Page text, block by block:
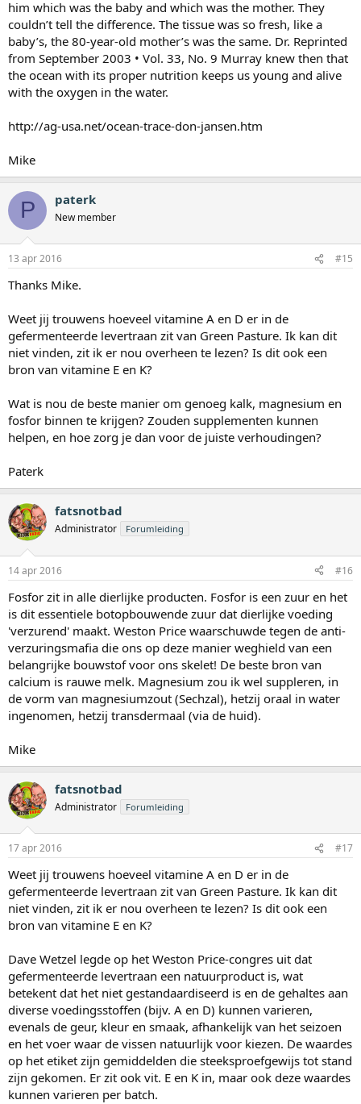
him which was the baby and which was the mother. They
couldn’t tell the difference. The tissue was so fresh, like a
baby’s, the 80-year-old mother’s was the same. Dr. Reprinted
from September 2003 • Vol. 33, No. 9 Murray knew then that
the ocean with its proper nutrition keeps us young and alive
with the oxygen in the water.
http://ag-usa.net/ocean-trace-don-jansen.htm
Mike
P paterk
New member
13 apr 2016 #15
Thanks Mike.
Weet jij trouwens hoeveel vitamine A en D er in de
gefermenteerde levertraan zit van Green Pasture. Ik kan dit
niet vinden, zit ik er nou overheen te lezen? Is dit ook een
bron van vitamine E en K?
Wat is nou de beste manier om genoeg kalk, magnesium en
fosfor binnen te krijgen? Zouden supplementen kunnen
helpen, en hoe zorg je dan voor de juiste verhoudingen?
Paterk
fatsnotbad
Administrator Forumleiding
14 apr 2016 #16
Fosfor zit in alle dierlijke producten. Fosfor is een zuur en het
is dit essentiele botopbouwende zuur dat dierlijke voeding
'verzurend' maakt. Weston Price waarschuwde tegen de anti-
verzuringsmafia die ons op deze manier weghield van een
belangrijke bouwstof voor ons skelet! De beste bron van
calcium is rauwe melk. Magnesium zou ik wel suppleren, in
de vorm van magnesiumzout (Sechzal), hetzij oraal in water
ingenomen, hetzij transdermaal (via de huid).
Mike
fatsnotbad
Administrator Forumleiding
17 apr 2016 #17
Weet jij trouwens hoeveel vitamine A en D er in de
gefermenteerde levertraan zit van Green Pasture. Ik kan dit
niet vinden, zit ik er nou overheen te lezen? Is dit ook een
bron van vitamine E en K?
Dave Wetzel legde op het Weston Price-congres uit dat
gefermenteerde levertraan een natuurproduct is, wat
betekent dat het niet gestandaardiseerd is en de gehaltes aan
diverse voedingsstoffen (bijv. A en D) kunnen varieren,
evenals de geur, kleur en smaak, afhankelijk van het seizoen
en het voer waar de vissen natuurlijk voor kiezen. De waardes
op het etiket zijn gemiddelden die steeksproefgewijs tot stand
zijn gekomen. Er zit ook vit. E en K in, maar ook deze waardes
kunnen varieren per batch.